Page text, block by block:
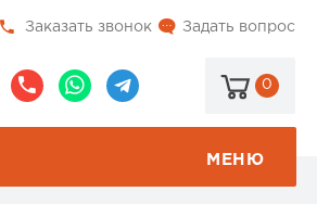
Задать вопрос
Заказать звонок
0
МЕНЮ